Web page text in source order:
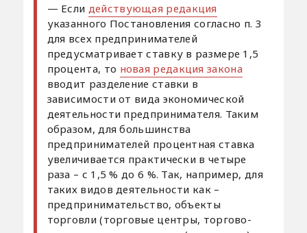
— Если действующая редакция
указанного Постановления согласно п. 3
для всех предпринимателей
предусматривает ставку в размере 1,5
процента, то новая редакция закона
вводит разделение ставки в
зависимости от вида экономической
деятельности предпринимателя. Таким
образом, для большинства
предпринимателей процентная ставка
увеличивается практически в четыре
раза – с 1,5 % до 6 %. Так, например, для
таких видов деятельности как –
предпринимательство, объекты
торговли (торговые центры, торгово-